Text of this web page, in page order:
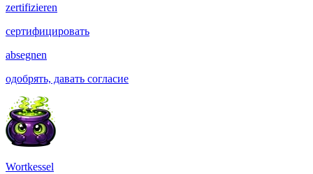
zertifizieren
сертифицировать
absegnen
одобрять, давать согласие
Wortkessel